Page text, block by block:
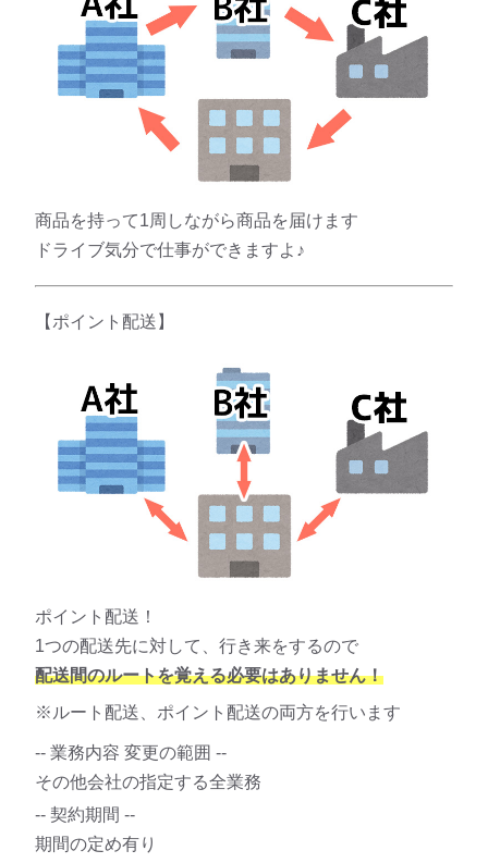
商品を持って1周しながら商品を届けます
ドライブ気分で仕事ができますよ♪
【ポイント配送】
ポイント配送！
1つの配送先に対して、行き来をするので
配送間のルートを覚える必要はありません！
※ルート配送、ポイント配送の両方を行います
-- 業務内容 変更の範囲 --
その他会社の指定する全業務
-- 契約期間 --
期間の定め有り